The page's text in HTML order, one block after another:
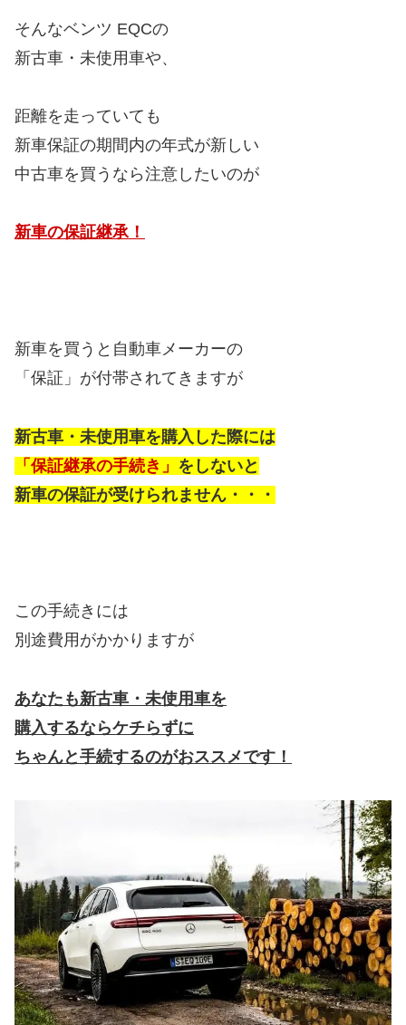
そんなベンツ EQCの
新古車・未使用車や、
距離を走っていても
新車保証の期間内の年式が新しい
中古車を買うなら注意したいのが
新車の保証継承！
新車を買うと自動車メーカーの
「保証」が付帯されてきますが
新古車・未使用車を購入した際には
「保証継承の手続き」 をしないと
新車の保証が受けられません・・・
この手続きには
別途費用がかかりますが
あなたも新古車・未使用車を
購入するならケチらずに
ちゃんと手続するのがおススメです！